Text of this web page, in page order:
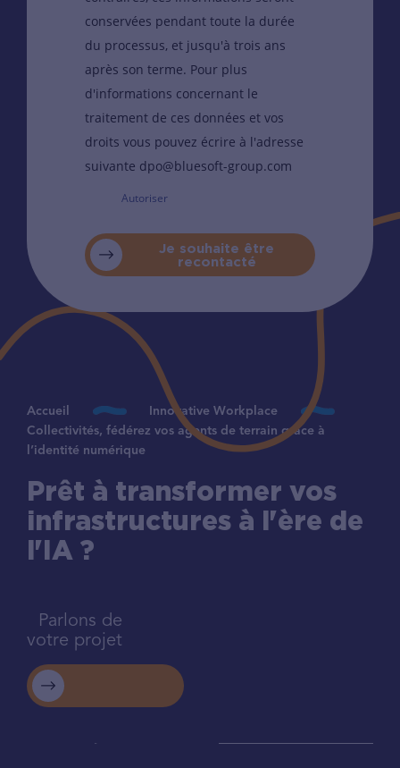
conservées pendant toute la durée
du processus, et jusqu'à trois ans
après son terme. Pour plus
d'informations concernant le
traitement de ces données et vos
droits vous pouvez écrire à l'adresse
suivante dpo@bluesoft-group.com
Autoriser
Je souhaite être
recontacté
Accueil
Innovative Workplace
Collectivités, fédérez vos agents de terrain grâce à
l’identité numérique
Prêt à transformer vos
infrastructures à l'ère de
l'IA ?
Parlons de
votre projet